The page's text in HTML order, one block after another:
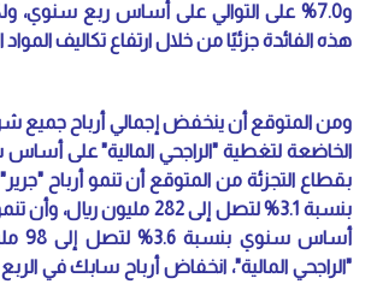
و7.0% على التوالي على أساس ربع
هذه الفائدة جزئيًا من خلال ارتفاع تكاليف المواد
ومن المتوقع أن ينخفض إجمالي أرباح جميع
الخاضعة لتغطية "الراجحي المالية" على
بقطاع التجزئة من المتوقع أن تنمو أرباح
بنسبة 3.1% لتصل إلى 282 مليون
أساس